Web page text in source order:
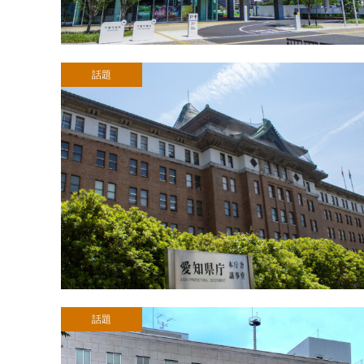
話題
話題